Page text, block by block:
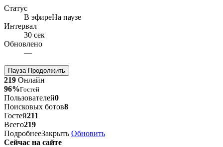
Статус
В эфиреНа паузе
Интервал
30 сек
Обновлено
—
ПаузаПродолжить
219 Онлайн
96%Гостей
Пользователей0
Поисковых ботов8
Гостей211
Всего219
ПодробнееЗакрыть Обновить
Сейчас на сайте